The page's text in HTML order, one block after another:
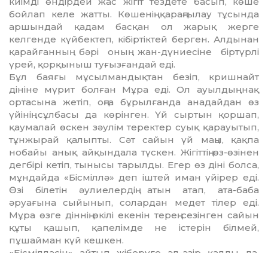
бойлап келе жатты. Көшенің қараңғылау тұсында
аршындай қадам басқан ол жарық жерге
келгенде күйбектеп, кібіртіктей берген. Алдынан
қарайғанның бәрі оның жан-дүниесіне біртүрлі
үрей, қорқыныш туғызғандай еді.
Бұл баяғы мұсылмандықтан безіп, кришнайт
дініне мүрит болған Мұра еді. Ол ауылдың нақ
ортасына жетіп, оңға бұрылғанда анадайдан өз
үйінің сұлбасы да көрінген. Үй сыртын қоршап,
қаумалай өскен зәулім теректер суық қарауытып,
тұнжырай қалыпты. Сәт сайын үй маңы, қақпа
нобайы анық айқындала түскен. Жігіттің өз-өзінен
дегбірі кетіп, тынысы тарылды. Егер өз діні болса,
мұндайда «Бісміллә» деп іштей иман үйірер еді.
Өзі білетін әулиелердің атын атап, ата-баба
әруағына сыйынып, солардан медет тілер еді.
Мұра өзге діннің өкілі екенін терең сезінген сайын
құты қашып, қапелімде не істерін білмей,
пұшайман күй кешкен.